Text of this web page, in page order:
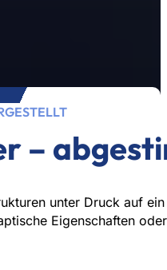
–
unter Druck auf
Eigenschaften